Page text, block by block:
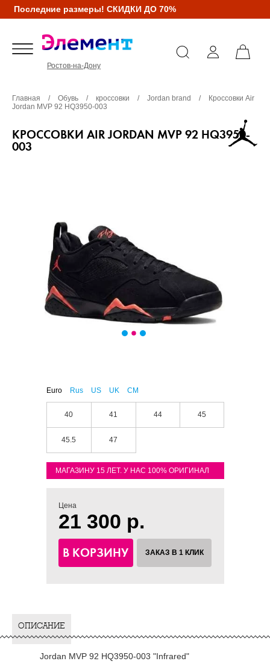
Последние размеры! СКИДКИ ДО 70%
Ростов-на-Дону
Главная / Обувь / кроссовки / Jordan brand /
Кроссовки Air
Jordan MVP 92 HQ3950-003
КРОССОВКИ AIR JORDAN MVP 92 HQ3950-
003
Euro Rus US UK CM
40 41 44 45
45.5 47
МАГАЗИНУ 15 ЛЕТ. У НАС 100% ОРИГИНАЛ
Цена
21 300 р.
В КОРЗИНУ ЗАКАЗ В 1 КЛИК
ОПИСАНИЕ
Jordan MVP 92 HQ3950-003 "Infrared"